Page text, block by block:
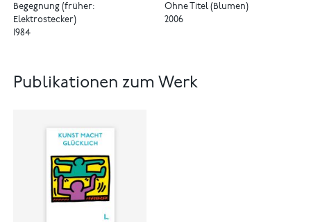
Begegnung (früher:
Elektrostecker)
1984
Ohne Titel (Blumen)
2006
Publikationen zum Werk